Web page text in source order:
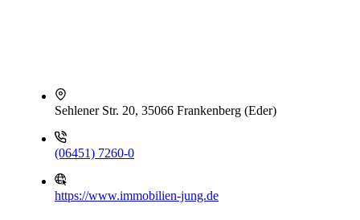
Sehlener Str. 20, 35066 Frankenberg (Eder)
(06451) 7260-0
https://www.immobilien-jung.de